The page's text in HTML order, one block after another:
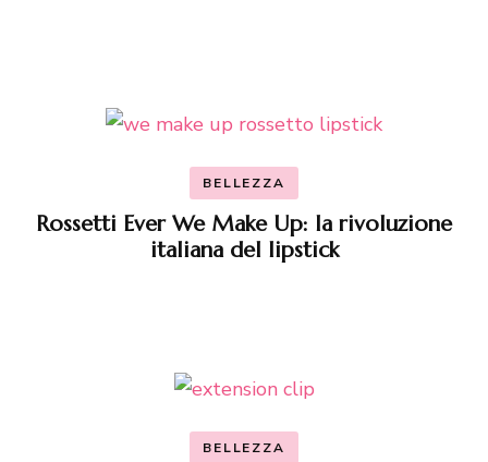
BELLEZZA
Rossetti Ever We Make Up: la rivoluzione
italiana del lipstick
BELLEZZA